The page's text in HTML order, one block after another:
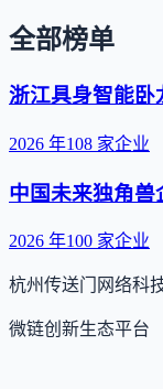
全部榜单
浙江具身智能卧
2026 年108 家企业
中国未来独角兽
2026 年100 家企业
杭州传送门网络科
微链创新生态平台